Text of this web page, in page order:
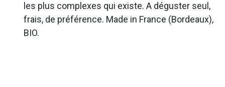
les plus complexes qui existe. A déguster seul,
frais, de préférence. Made in France (Bordeaux),
BIO.